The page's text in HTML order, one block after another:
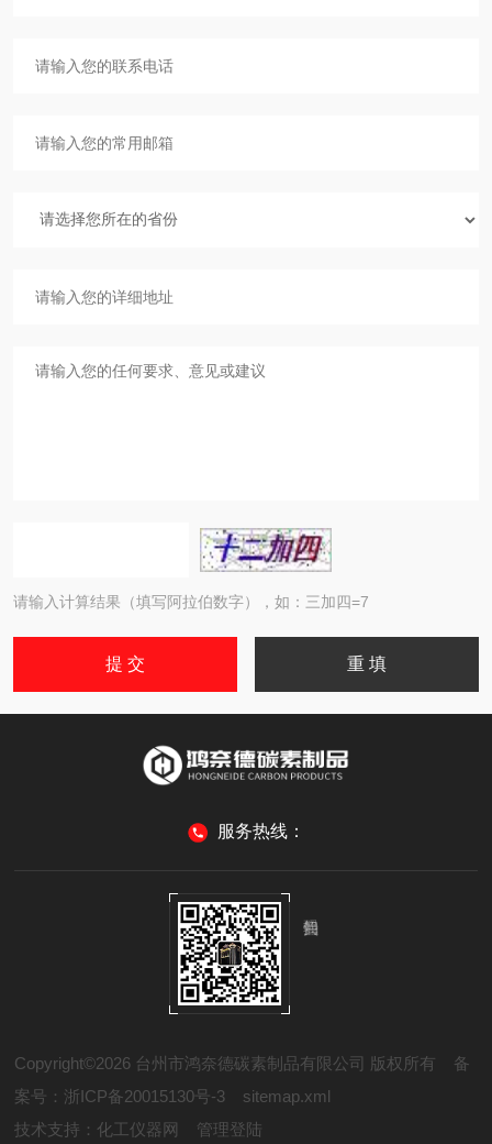
请输入计算结果（填写阿拉伯数字），如：三加四=7
服务热线：
Copyright©2026 台州市鸿奈德碳素制品有限公司 版权所有 备
案号：浙ICP备20015130号-3
sitemap.xml
技术支持： 化工仪器网 管理登陆